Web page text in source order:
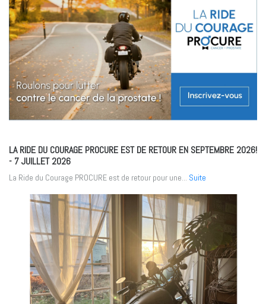
LA RIDE DU COURAGE PROCURE EST DE RETOUR EN SEPTEMBRE 2026!
- 7 JUILLET 2026
La Ride du Courage PROCURE est de retour pour une... Suite